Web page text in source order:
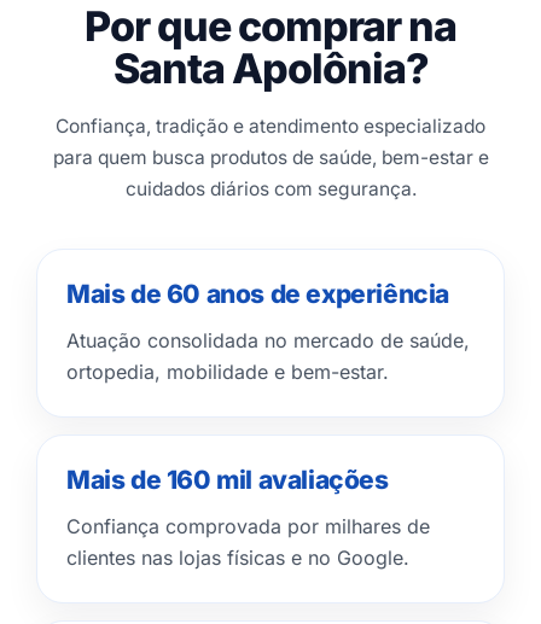
Por que comprar na
Santa Apolônia?
Confiança, tradição e atendimento especializado
para quem busca produtos de saúde, bem-estar e
cuidados diários com segurança.
Mais de 60 anos de experiência
Atuação consolidada no mercado de saúde,
ortopedia, mobilidade e bem-estar.
Mais de 160 mil avaliações
Confiança comprovada por milhares de
clientes nas lojas físicas e no Google.